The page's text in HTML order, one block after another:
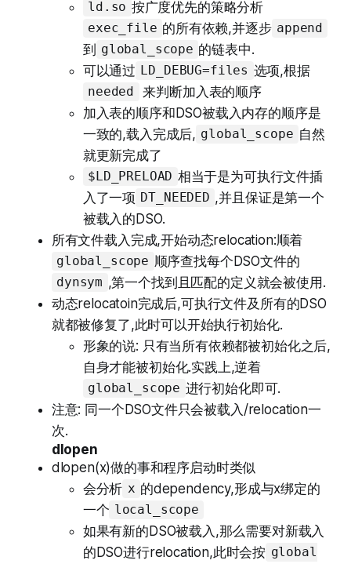
ld.so 按广度优先的策略分析
exec_file 的所有依赖,并逐步 append
到 global_scope 的链表中.
可以通过 LD_DEBUG=files 选项,根据
needed
来判断加入表的顺序
加入表的顺序和DSO被载入内存的顺序是
一致的,载入完成后, global_scope 自然
就更新完成了
$LD_PRELOAD 相当于是为可执行文件插
入了一项 DT_NEEDED ,并且保证是第一个
被载入的DSO.
所有文件载入完成,开始动态relocation:顺着
global_scope 顺序查找每个DSO文件的
dynsym ,第一个找到且匹配的定义就会被使用.
动态relocatoin完成后,可执行文件及所有的DSO
就都被修复了,此时可以开始执行初始化.
形象的说: 只有当所有依赖都被初始化之后,
自身才能被初始化.实践上,逆着
global_scope 进行初始化即可.
注意: 同一个DSO文件只会被载入/relocation一
次.
dlopen
dlopen(x)做的事和程序启动时类似
会分析 x 的dependency,形成与x绑定的
一个 local_scope
如果有新的DSO被载入,那么需要对新载入
的DSO进行relocation,此时会按 global